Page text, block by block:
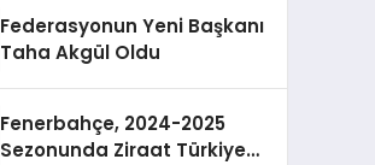
Federasyonun Yeni Başkanı
Taha Akgül Oldu
Fenerbahçe, 2024-2025
Sezonunda Ziraat Türkiye